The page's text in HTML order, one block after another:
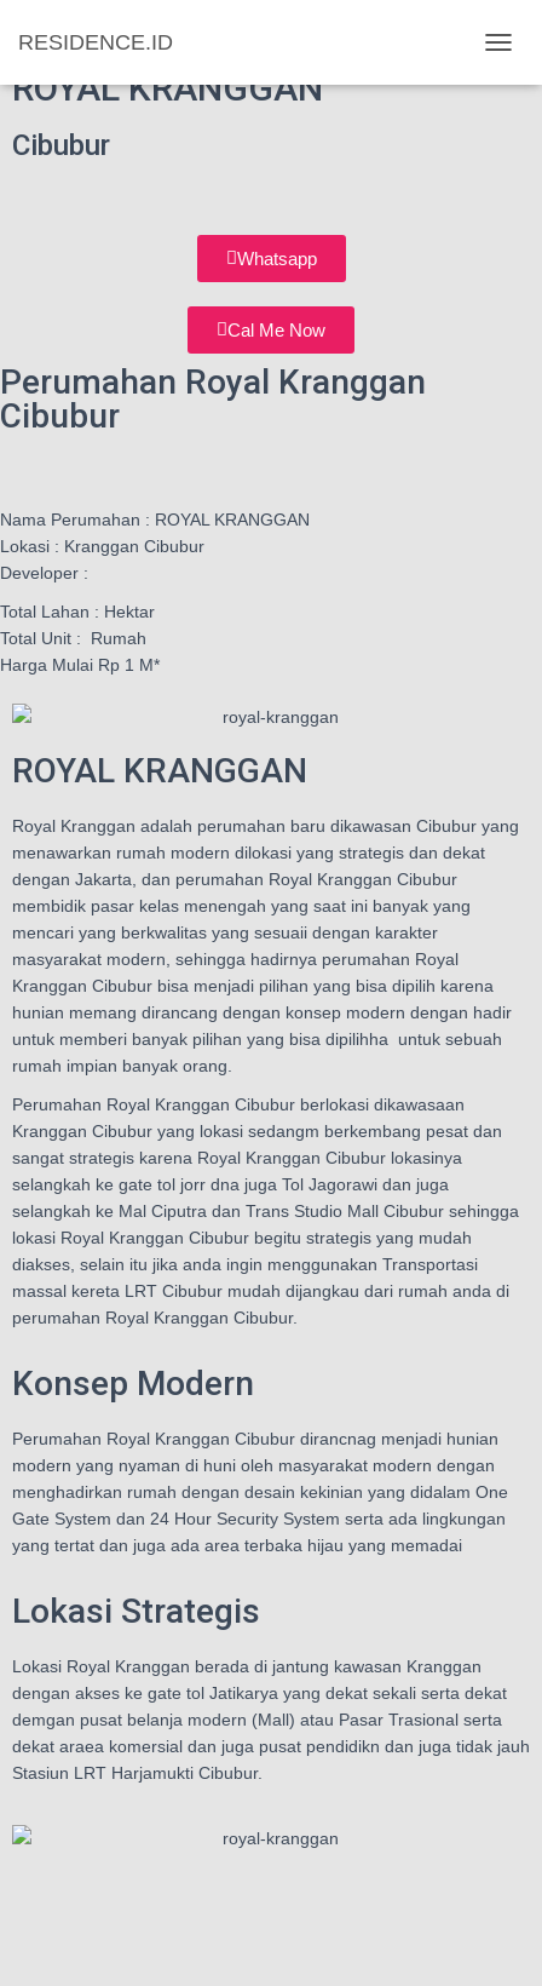
RESIDENCE.ID
O
Perumahan
ROYAL KRANGGAN
Cibubur
Whatsapp
Cal Me Now
Perumahan Royal Kranggan
Cibubur
Nama Perumahan : ROYAL KRANGGAN
Lokasi : Kranggan Cibubur
Developer :
Total Lahan : Hektar
Total Unit : Rumah
Harga Mulai Rp 1 M*
ROYAL KRANGGAN
Royal Kranggan adalah perumahan baru dikawasan Cibubur yang
menawarkan rumah modern dilokasi yang strategis dan dekat
dengan Jakarta, dan perumahan Royal Kranggan Cibubur
membidik pasar kelas menengah yang saat ini banyak yang
mencari yang berkwalitas yang sesuaii dengan karakter
masyarakat modern, sehingga hadirnya perumahan Royal
Kranggan Cibubur bisa menjadi pilihan yang bisa dipilih karena
hunian memang dirancang dengan konsep modern dengan hadir
untuk memberi banyak pilihan yang bisa dipilihha untuk sebuah
rumah impian banyak orang.
Perumahan Royal Kranggan Cibubur berlokasi dikawasaan
Kranggan Cibubur yang lokasi sedangm berkembang pesat dan
sangat strategis karena Royal Kranggan Cibubur lokasinya
selangkah ke gate tol jorr dna juga Tol Jagorawi dan juga
selangkah ke Mal Ciputra dan Trans Studio Mall Cibubur sehingga
lokasi Royal Kranggan Cibubur begitu strategis yang mudah
diakses, selain itu jika anda ingin menggunakan Transportasi
massal kereta LRT Cibubur mudah dijangkau dari rumah anda di
perumahan Royal Kranggan Cibubur.
Konsep Modern
Perumahan Royal Kranggan Cibubur dirancnag menjadi hunian
modern yang nyaman di huni oleh masyarakat modern dengan
menghadirkan rumah dengan desain kekinian yang didalam One
Gate System dan 24 Hour Security System serta ada lingkungan
yang tertat dan juga ada area terbaka hijau yang memadai
Lokasi Strategis
Lokasi Royal Kranggan berada di jantung kawasan Kranggan
dengan akses ke gate tol Jatikarya yang dekat sekali serta dekat
demgan pusat belanja modern (Mall) atau Pasar Trasional serta
dekat araea komersial dan juga pusat pendidikn dan juga tidak jauh
Stasiun LRT Harjamukti Cibubur.